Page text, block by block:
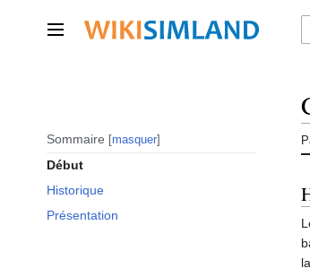
contenu Menu principal
Sommaire masquer
Début
Historique
Présentation